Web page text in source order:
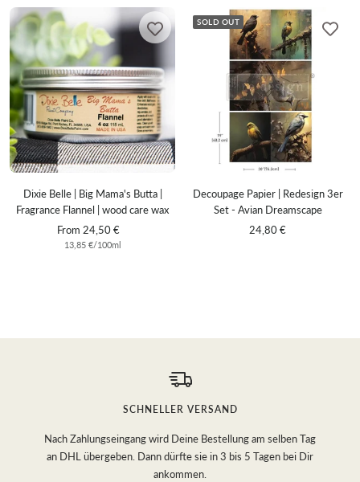
Dixie Belle | Big Mama's Butta |
Fragrance Flannel | wood care wax
Sale
price
From 24,50 €
13,85 €/100ml
SOLD OUT
Decoupage Papier | Redesign 3er
Set - Avian Dreamscape
Sale
24,80 €
SCHNELLER VERSAND
Nach Zahlungseingang wird Deine Bestellung am selben Tag
an DHL übergeben. Dann dürfte sie in 3 bis 5 Tagen bei Dir
ankommen.